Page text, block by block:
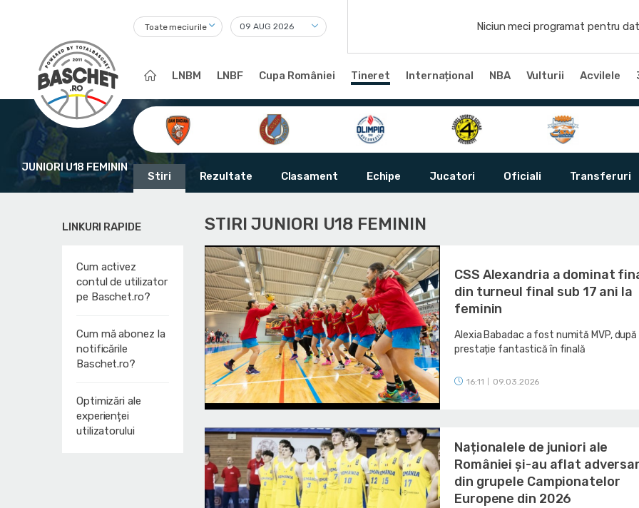
Toate meciurile Niciun meci programat pentru
LNBM LNBF Cupa României Tineret Internațional NBA Vulturii Acvilele
JUNIORI U18 FEMININ
Stiri Rezultate Clasament Echipe Jucatori Oficiali Transferuri
LINKURI RAPIDE
Cum activez
contul de utilizator
pe Baschet.ro?
Cum mă abonez la
notificările
Baschet.ro?
Optimizări ale
experienței
utilizatorului
STIRI JUNIORI U18 FEMININ
CSS Alexandria a dominat
din turneul final sub 17 ani la
feminin
Alexia Babadac a fost numită MVP, după
prestație fantastică în finală
16:11 09.03.2026
Naționalele de juniori ale
României și-au aflat
din grupele Campionatelor
Europene din 2026